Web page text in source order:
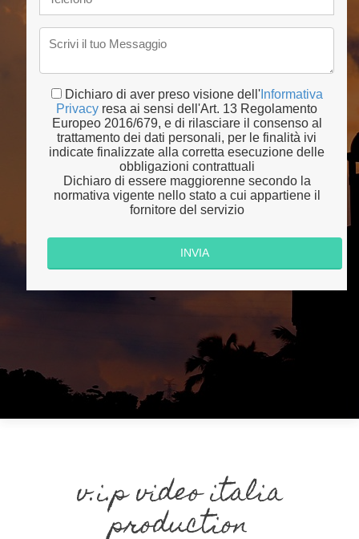
Dichiaro di aver preso visione dell'Informativa
Privacy resa ai sensi dell'Art. 13 Regolamento
Europeo 2016/679, e di rilasciare il consenso al
trattamento dei dati personali, per le finalità ivi
indicate finalizzate alla corretta esecuzione delle
obbligazioni contrattuali
Dichiaro di essere maggiorenne secondo la
normativa vigente nello stato a cui appartiene il
fornitore del servizio
v.i.p video italia
production